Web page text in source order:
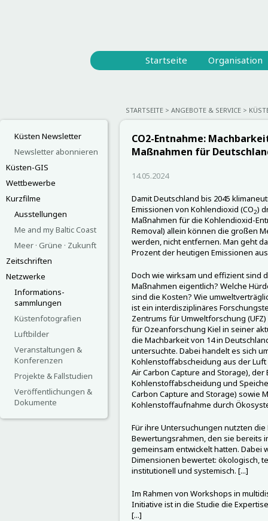
Startseite Organisation
STARTSEITE ANGEBOTE & SERVICE
Küsten Newsletter
Newsletter abonnieren
Küsten-GIS
Wettbewerbe
Kurzfilme
Ausstellungen
Me and my Baltic Coast
Meer · Grüne · Zukunft
Zeitschriften
Netzwerke
Informations-
sammlungen
Küstenfotografien
Luftbilder
Veranstaltungen &
Konferenzen
Projekte & Fallstudien
Veröffentlichungen &
Dokumente
CO2-Entnahme:
Maßnahmen für
14.05.2024
Damit Deutschland bis 2045
Emissionen von Kohlendioxid (CO2)
Maßnahmen für die Kohlendioxid-
Removal) allein können die großen
werden, nicht entfernen. Man geht
Prozent der heutigen Emissionen
Doch wie wirksam und effizient sind
Maßnahmen eigentlich? Welche
sind die Kosten? Wie
ist ein interdisziplinäres
Zentrums für Umweltforschung
für Ozeanforschung Kiel in seiner
die Machbarkeit von 14 in
untersuchte. Dabei handelt es sich
Kohlenstoffabscheidung aus der Luft
Air Carbon Capture and Storage),
Kohlenstoffabscheidung und
Carbon Capture and Storage) sowie
Kohlenstoffaufnahme durch
Für ihre Untersuchungen nutzten
Bewertungsrahmen, den sie bereits
gemeinsam entwickelt hatten. Dabei
Dimensionen bewertet: ökologisch,
institutionell und systemisch. [...]
Im Rahmen von Workshops in
Initiative ist in die Studie die
[...]